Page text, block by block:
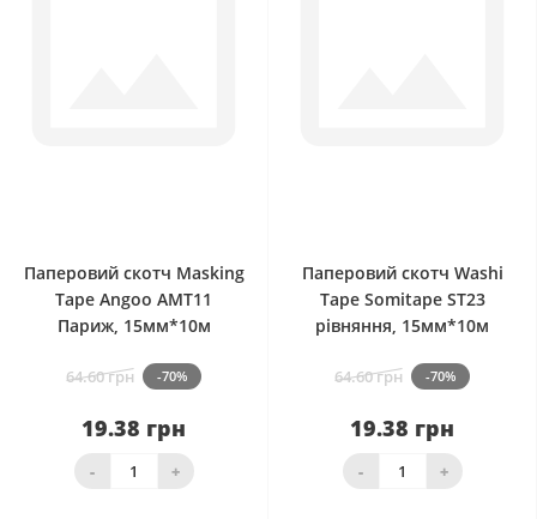
Паперовий скотч Masking
Tape Angoo AMT11
Париж, 15мм*10м
64.60 грн -70%
19.38 грн
- +
Паперовий скотч Washi
Tape Somitape ST23
рівняння, 15мм*10м
64.60 грн -70%
19.38 грн
- +